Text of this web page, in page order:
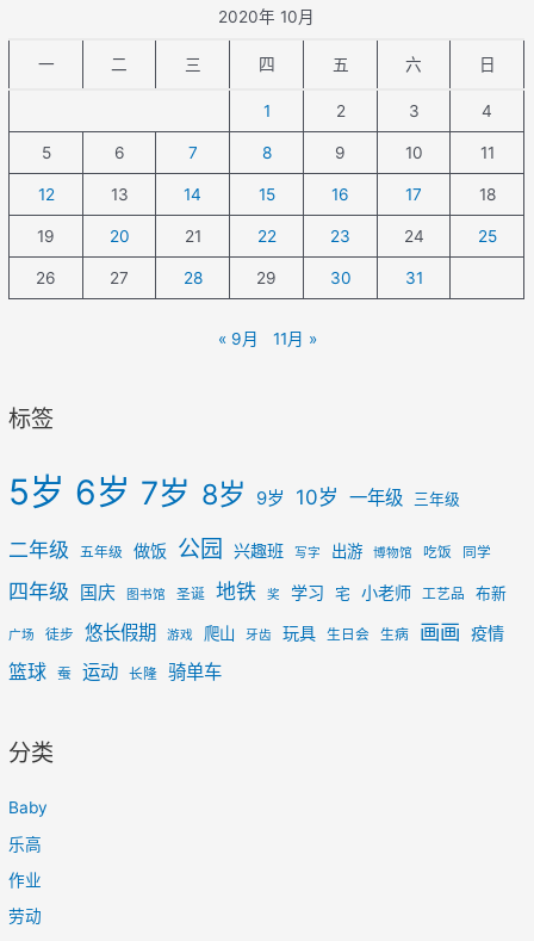
2020年 10月
一 二 三 四 五 六 日
1 2 3 4
5 6 7 8 9 10 11
12 13 14 15 16 17 18
19 20 21 22 23 24 25
26 27 28 29 30 31
« 9月 11月 »
标签
5岁 6岁 7岁 8岁 9岁 10岁 一年级 三年级
二年级 五年级 做饭 公园 兴趣班 写字 出游 博物馆 吃饭 同学
四年级 国庆 图书馆 圣诞 地铁 奖 学习 宅 小老师 工艺品 布新
广场 徒步 悠长假期 游戏 爬山 牙齿 玩具 生日会 生病 画画 疫情
篮球 蚕 运动 长隆 骑单车
分类
Baby
乐高
作业
劳动